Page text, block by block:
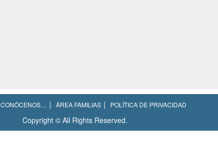
CONÓCENOS… ÁREA FAMILIAS POLÍTICA DE PRIVACIDAD
Copyright © All Rights Reserved.